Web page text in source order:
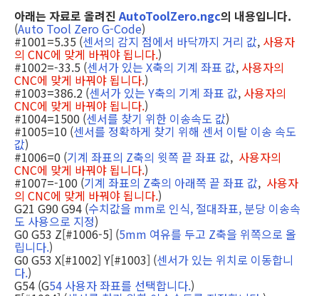
아래는 자료로 올려진AutoToolZero.ngc의 내용입니다.
(Auto Tool Zero G-Code)
#1001=5.35 (센서의 감지 점에서 바닥까지 거리 값, 사용자
의 CNC에 맞게 바꿔야 됩니다.)
#1002=-33.5 (센서가 있는 X축의 기계 좌표 값, 사용자의
CNC에 맞게 바꿔야 됩니다.)
#1003=386.2 (센서가 있는 Y축의 기계 좌표 값, 사용자의
CNC에 맞게 바꿔야 됩니다.)
#1004=1500 (센서를 찾기 위한 이송속도 값)
#1005=10 (센서를 정확하게 찾기 위해 센서 이탈 이송 속도
값)
#1006=0 (기계 좌표의 Z축의 윗쪽 끝 좌표 값, 사용자의
CNC에 맞게 바꿔야 됩니다.)
#1007=-100 (기계 좌표의 Z축의 아래쪽 끝 좌표 값, 사용자
의 CNC에 맞게 바꿔야 됩니다.)
G21 G90 G94 (수치값을 mm로 인식, 절대좌표, 분당 이송속
도 사용으로 지정)
G0 G53 Z[#1006-5] (5mm 여유를 두고 Z축을 위쪽으로 올
립니다.)
G0 G53 X[#1002] Y[#1003] (센서가 있는 위치로 이동합니
다.)
G54 (G54 사용자 좌표를 선택합니다.)